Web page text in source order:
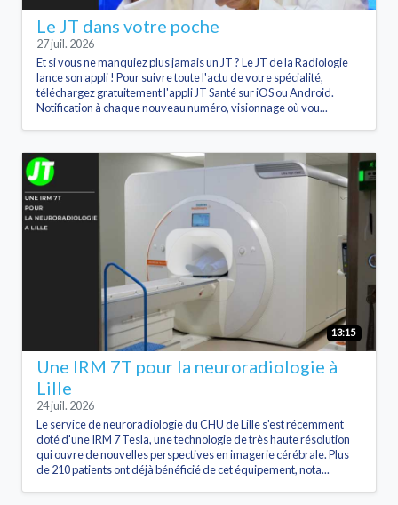
Le JT dans votre poche
27 juil. 2026
Et si vous ne manquiez plus jamais un JT ? Le JT de la Radiologie
lance son appli ! Pour suivre toute l'actu de votre spécialité,
téléchargez gratuitement l'appli JT Santé sur iOS ou Android.
Notification à chaque nouveau numéro, visionnage où vou...
13:15
Une IRM 7T pour la neuroradiologie à
Lille
24 juil. 2026
Le service de neuroradiologie du CHU de Lille s'est récemment
doté d'une IRM 7 Tesla, une technologie de très haute résolution
qui ouvre de nouvelles perspectives en imagerie cérébrale. Plus
de 210 patients ont déjà bénéficié de cet équipement, nota...